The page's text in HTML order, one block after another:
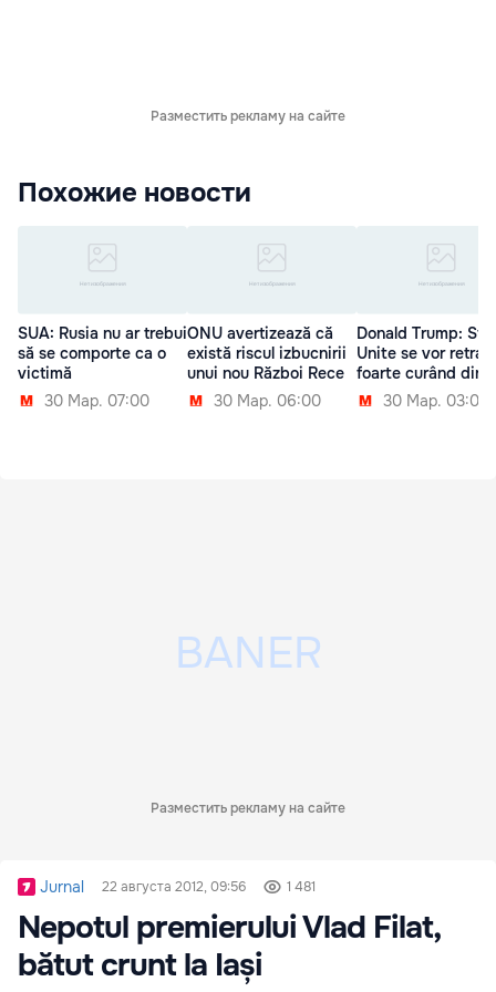
Разместить рекламу на сайте
Похожие новости
SUA: Rusia nu ar trebui
să se comporte ca o
victimă
30 Мар. 07:00
ONU avertizează că
există riscul izbucnirii
unui nou Război Rece
30 Мар. 06:00
Donald Trump:
Unite se vor
foarte curând din
30 Мар. 03:00
Разместить рекламу на сайте
Jurnal 22 августа 2012, 09:56 1 481
Nepotul premierului Vlad Filat,
bătut crunt la Iași